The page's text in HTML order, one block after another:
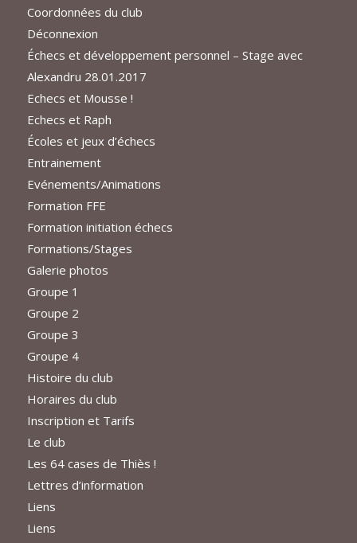
Coordonnées du club
Déconnexion
Échecs et développement personnel – Stage avec
Alexandru 28.01.2017
Echecs et Mousse !
Echecs et Raph
Écoles et jeux d’échecs
Entrainement
Evénements/Animations
Formation FFE
Formation initiation échecs
Formations/Stages
Galerie photos
Groupe 1
Groupe 2
Groupe 3
Groupe 4
Histoire du club
Horaires du club
Inscription et Tarifs
Le club
Les 64 cases de Thiès !
Lettres d’information
Liens
Liens